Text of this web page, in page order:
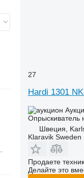
27
Hardi 1301
Опрыскиватель
Швеция,
Klaravik Sweden
Продаете
Делайте это